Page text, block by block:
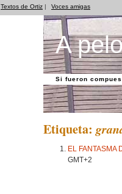
Textos de Ortiz | Voces amigas
A
Si fueron
Etiqueta:
EL FANTASMA
GMT+2